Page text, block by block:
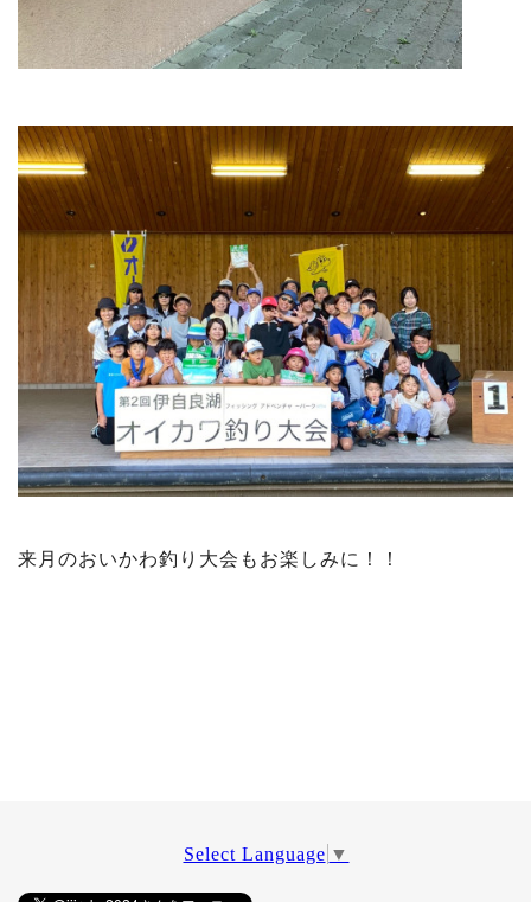
来月のおいかわ釣り大会もお楽しみに！！
Select Language ▼